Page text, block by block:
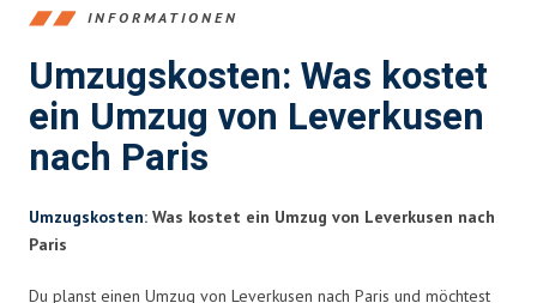
INFORMATIONEN
Umzugskosten: Was kostet
ein Umzug von Leverkusen
nach Paris
Umzugskosten: Was kostet ein Umzug von Leverkusen nach
Paris
Du planst einen Umzug von Leverkusen nach Paris und möchtest